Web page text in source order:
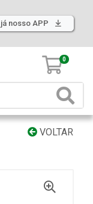
nosso APP
0
VOLTAR